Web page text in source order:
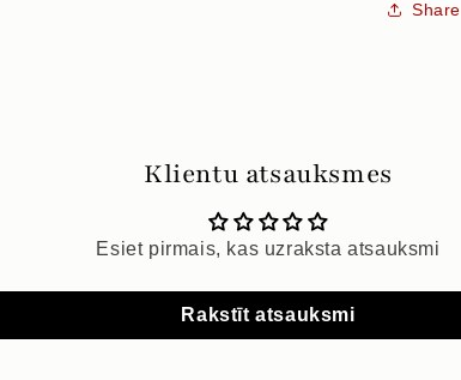
Share
Klientu atsauksmes
Esiet pirmais, kas uzraksta atsauksmi
Rakstīt atsauksmi